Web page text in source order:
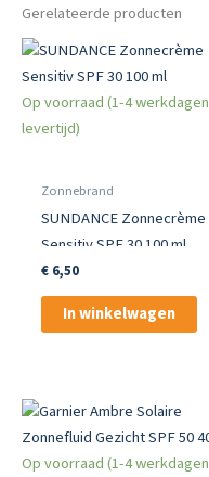
Gerelateerde producten
Op voorraad (1-4 werkdagen
levertijd)
Zonnebrand
SUNDANCE Zonnecrème
Sensitiv SPF 30 100 ml
€6,50
In winkelwagen
Op voorraad (1-4 werkdagen